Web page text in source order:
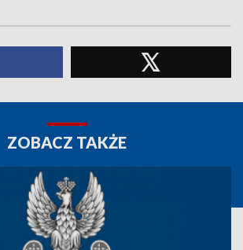
ZOBACZ TAKŻE